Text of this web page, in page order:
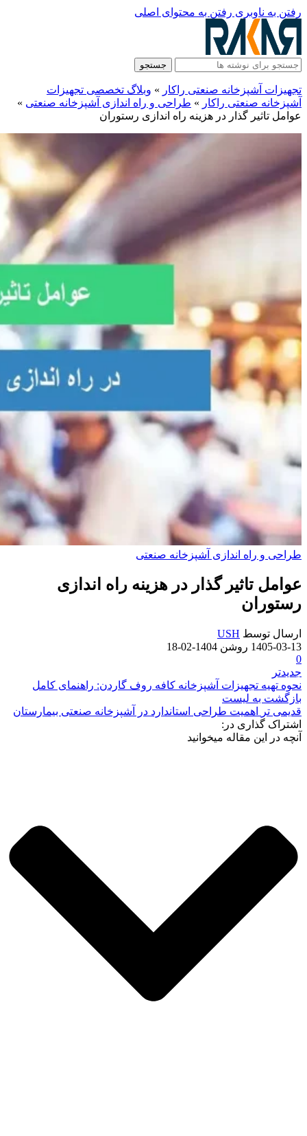
رفتن به ناوبری رفتن به محتوای اصلی
جستجو
تجهیزات آشپزخانه صنعتی راکار » وبلاگ تخصصی تجهیزات
آشپزخانه صنعتی راکار » طراحی و راه‌ اندازی آشپزخانه صنعتی »
عوامل تاثیر گذار در هزینه راه اندازی رستوران
طراحی و راه‌ اندازی آشپزخانه صنعتی
عوامل تاثیر گذار در هزینه راه اندازی
رستوران
ارسال توسط USH
1405-03-13 روشن 1404-02-18
0
جدیدتر
نحوه تهیه تجهیزات آشپزخانه کافه روف گاردن: راهنمای کامل
بازگشت به لیست
قدیمی تر
اهمیت طراحی استاندارد در آشپزخانه صنعتی بیمارستان
اشتراک گذاری در:
آنچه در این مقاله میخوانید